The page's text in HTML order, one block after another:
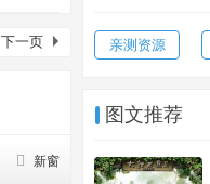
下一页
新窗
亲测资源
图文推荐